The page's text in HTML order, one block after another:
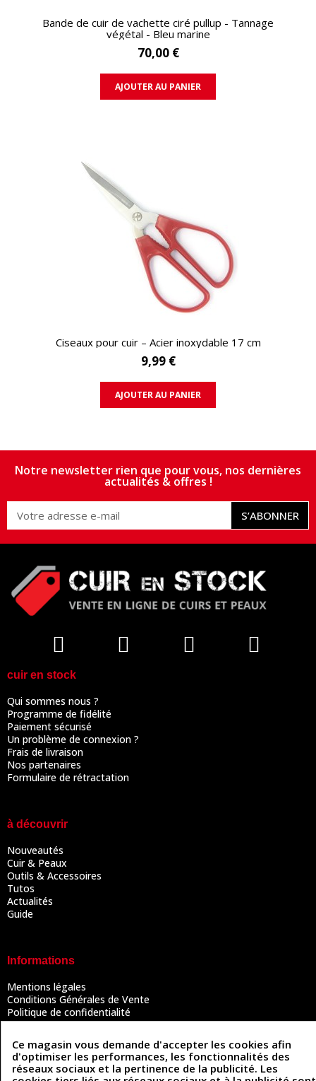
APERÇU RAPIDE
Bande de cuir de vachette ciré pullup - Tannage
végétal - Bleu marine
70,00 €
AJOUTER AU PANIER
APERÇU RAPIDE
Ciseaux pour cuir – Acier inoxydable 17 cm
9,99 €
AJOUTER AU PANIER
Notre newsletter rien que pour vous, nos dernières
actualités & offres !
S’ABONNER
cuir en stock
Qui sommes nous ?
Programme de fidélité
Paiement sécurisé
Un problème de connexion ?
Frais de livraison
Nos partenaires
Formulaire de rétractation
à découvrir
Nouveautés
Cuir & Peaux
Outils & Accessoires
Tutos
Actualités
Guide
Informations
Mentions légales
Conditions Générales de Vente
Politique de confidentialité
Politique des cookies
Ce magasin vous demande d'accepter les cookies afin
d'optimiser les performances, les fonctionnalités des
réseaux sociaux et la pertinence de la publicité. Les